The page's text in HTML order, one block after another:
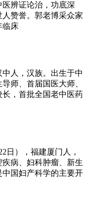
辨证论治，功底深
赞誉。郭老博采众家
临床
人，汉族。出生于中
师、首届国医大师、
，首批全国老中医药
日），福建厦门人，
病、妇科肿瘤、新生
中国妇产科学的主要开